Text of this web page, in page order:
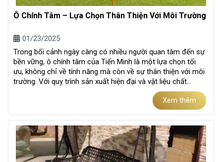
Ô Chính Tâm – Lựa Chọn Thân Thiện Với Môi Trường
01/23/2025
Trong bối cảnh ngày càng có nhiều người quan tâm đến sự
bền vững, ô chính tâm của Tiến Minh là một lựa chọn tối
ưu, không chỉ về tính năng mà còn về sự thân thiện với môi
trường. Với quy trình sản xuất hiện đại và vật liệu chất
Xem thêm